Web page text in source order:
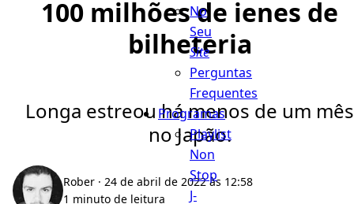
No
Seu
Site
Perguntas
Frequentes
Programas
Playlist
Non
Stop
J-
100 milhões de ienes de
bilheteria
Longa estreou há menos de um mês
no Japão.
Rober · 24 de abril de 2022 às 12:58
1 minuto de leitura